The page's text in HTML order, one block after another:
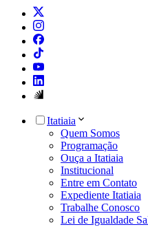
Itatiaia
Quem Somos
Programação
Ouça a Itatiaia
Institucional
Entre em Contato
Expediente Itatiaia
Trabalhe Conosco
Lei de Igualdade